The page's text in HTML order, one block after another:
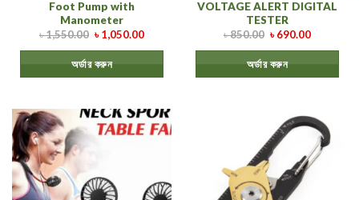
Foot Pump with
Manometer
৳1,550.00 ৳1,050.00
অর্ডার করুন
VOLTAGE ALERT DIGITAL
TESTER
৳850.00 ৳690.00
অর্ডার করুন